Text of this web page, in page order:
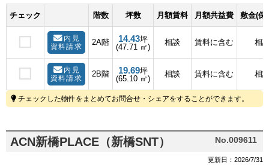
チェック 階数 坪数 月額賃料 月額共益費 敷金(保
内見
資料請求
2A階 14.43坪
(47.71 ㎡)
相談 賃料に含む 相
内見
資料請求
2B階 19.69坪
(65.10 ㎡)
相談 賃料に含む 相
チェックした物件をまとめてお問合せ・シェアをすることができます。
ACN新橋PLACE（新橋SNT） No.009611
更新日：2026/7/31